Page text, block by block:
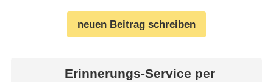
neuen Beitrag schreiben
Erinnerungs-Service per